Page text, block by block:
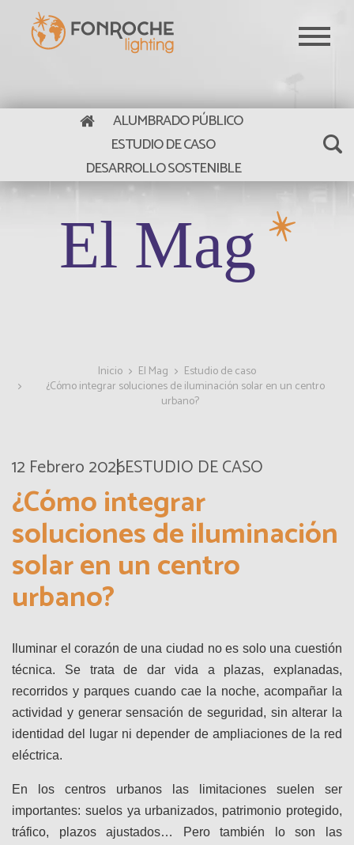
Pasar al contenido principal
El Mag
ALUMBRADO PÚBLICO
ESTUDIO DE CASO
DESARROLLO SOSTENIBLE
Inicio El Mag
Estudio de caso
¿Cómo integrar soluciones de iluminación solar en un centro
urbano?
12 Febrero 2026ESTUDIO DE CASO
¿Cómo integrar
soluciones de iluminación
solar en un centro
urbano?
Iluminar el corazón de una ciudad no es solo una cuestión
técnica. Se trata de dar vida a plazas, explanadas,
recorridos y parques cuando cae la noche, acompañar la
actividad y generar sensación de seguridad, sin alterar la
identidad del lugar ni depender de ampliaciones de la red
eléctrica.
En los centros urbanos las limitaciones suelen ser
importantes: suelos ya urbanizados, patrimonio protegido,
tráfico, plazos ajustados… Pero también lo son las